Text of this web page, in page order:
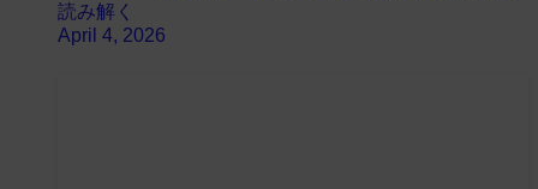
読み解く
April 4, 2026